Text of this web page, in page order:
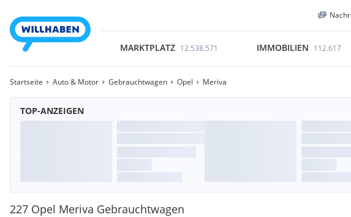
MARKTPLATZ 12.538.571 IMMOBILIEN 112.617
Startseite Auto & Motor Gebrauchtwagen Opel Meriva
TOP-ANZEIGEN
227 Opel Meriva Gebrauchtwagen